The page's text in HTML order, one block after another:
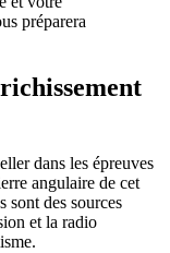
préparera
dans les épreuves
angulaire de cet
sont des sources
et la radio